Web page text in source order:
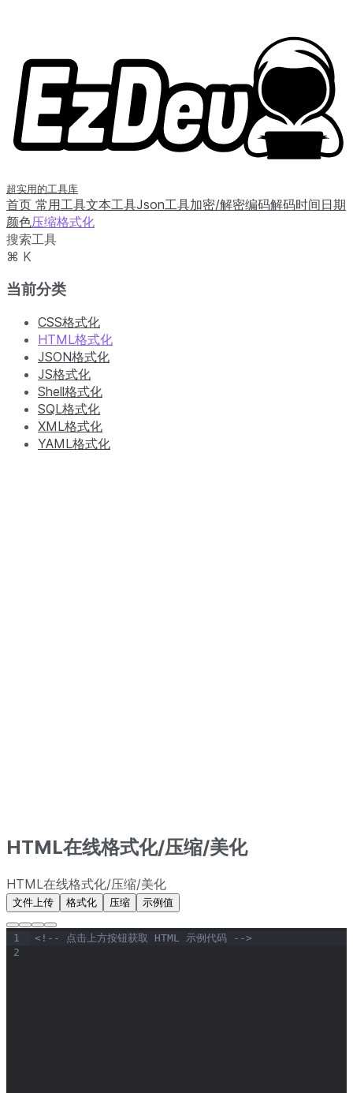
超实用的工具库
首页 常用工具文本工具Json工具加密/解密编码解码时间日期
颜色压缩格式化
搜索工具
⌘ K
当前分类
CSS格式化
HTML格式化
JSON格式化
JS格式化
Shell格式化
SQL格式化
XML格式化
YAML格式化
HTML在线格式化/压缩/美化
HTML在线格式化/压缩/美化
文件上传 格式化 压缩 示例值
1
2
<!-- 点击上方按钮获取 HTML 示例代码 -->